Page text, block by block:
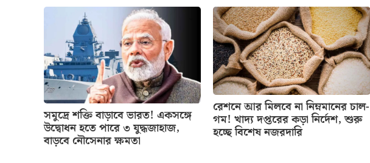
সমুদ্রে শক্তি বাড়াবে ভারত! একসঙ্গে
উদ্বোধন হতে পারে ৩ যুদ্ধজাহাজ,
বাড়বে নৌসেনার ক্ষমতা
রেশনে আর মিলবে না নিম্নমানের চাল-
গম! খাদ্য দপ্তরের কড়া নির্দেশ, শুরু
হচ্ছে বিশেষ নজরদারি